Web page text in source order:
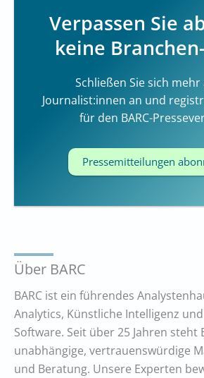
Verpassen Sie
keine
Schließen Sie sich mehr
Journalist:innen an und
für den BARC-
Pressemitteilungen
Über BARC
BARC ist ein führendes
Analytics, Künstliche Intelligenz
Software. Seit über 25 Jahren steht
unabhängige, vertrauenswürdige
und Beratung. Unsere Experten